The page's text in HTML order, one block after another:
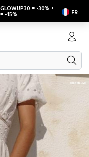
GLOWUP30 = -30% •
= -15% FR